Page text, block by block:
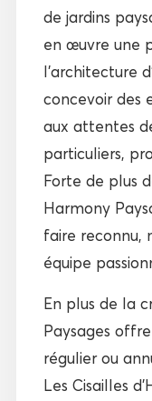
de jardins
en œuvre une
l’architecture
concevoir des
aux attentes
particuliers,
Forte de plus
Harmony
faire reconnu,
équipe
En plus de la
Paysages
régulier ou
Les Cisailles